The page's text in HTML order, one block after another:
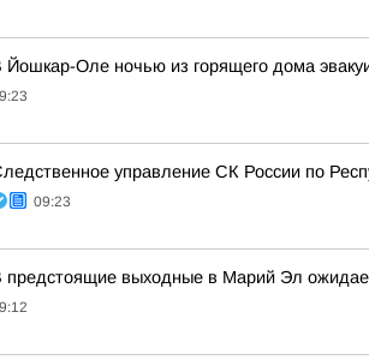
Йошкар-Оле ночью из горящего дома
управление СК России по
09:23
предстоящие выходные в Марий Эл